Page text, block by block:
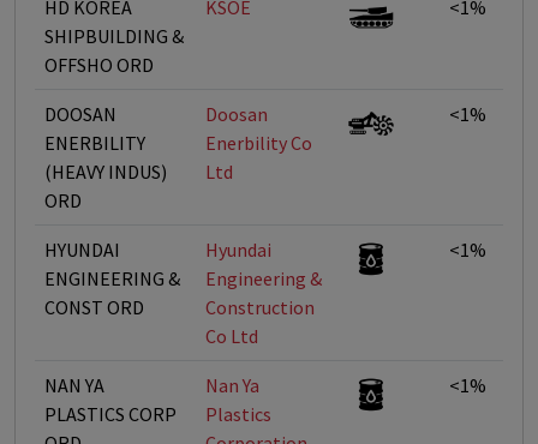
HD KOREA
SHIPBUILDING &
OFFSHO ORD
KSOE <1%
DOOSAN
ENERBILITY
(HEAVY INDUS)
ORD
Doosan
Enerbility Co
Ltd
<1%
HYUNDAI
ENGINEERING &
CONST ORD
Hyundai
Engineering &
Construction
Co Ltd
<1%
NAN YA
PLASTICS CORP
Nan Ya
Plastics
<1%